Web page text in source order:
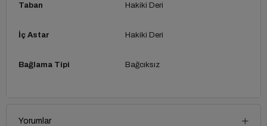
Taban Hakiki Deri
İç Astar Hakiki Deri
Bağlama Tipi Bağcıksız
Yorumlar